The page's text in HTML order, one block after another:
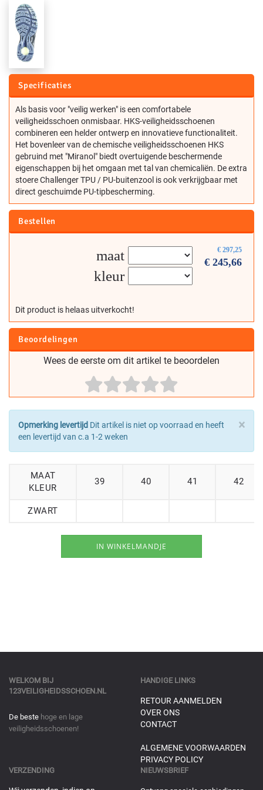
Specificaties
Als basis voor "veilig werken" is een comfortabele
veiligheidsschoen onmisbaar. HKS-veiligheidsschoenen
combineren een helder ontwerp en innovatieve functionaliteit.
Het bovenleer van de chemische veiligheidsschoenen HKS
gebruind met "Miranol" biedt overtuigende beschermende
eigenschappen bij het omgaan met tal van chemicaliën. De extra
stoere Challenger TPU / PU-buitenzool is ook verkrijgbaar met
direct geschuimde PU-tipbescherming.
Bestellen
€ 297,25
€ 245,66
maat
kleur
Dit product is helaas uitverkocht!
Beoordelingen
Wees de eerste om dit artikel te beoordelen
×
Opmerking levertijd Dit artikel is niet op voorraad en heeft
een levertijd van c.a 1-2 weken
MAAT
KLEUR
39 40 41 42
ZWART
WELKOM BIJ
123VEILIGHEIDSSCHOEN.NL
De beste hoge en lage
veiligheidsschoenen!
HANDIGE LINKS
RETOUR AANMELDEN
OVER ONS
CONTACT
ALGEMENE VOORWAARDEN
PRIVACY POLICY
VERZENDING NIEUWSBRIEF